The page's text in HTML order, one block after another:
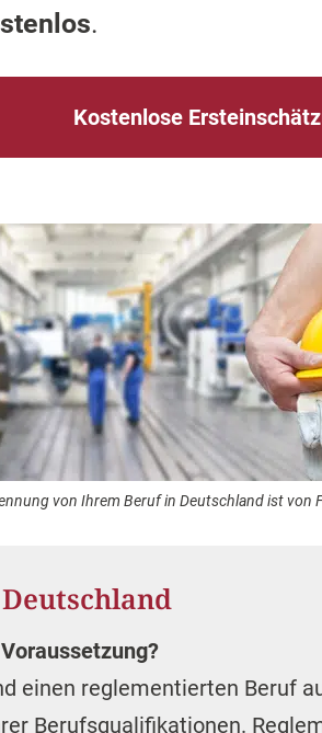
.
Kostenlose
von Ihrem Beruf in Deutschland ist von
einen reglementierten Beruf
Berufsqualifikationen.